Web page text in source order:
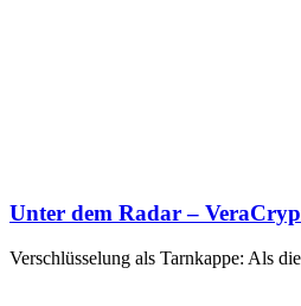
Unter dem Radar –
Verschlüsselung als Tarnkappe: Als